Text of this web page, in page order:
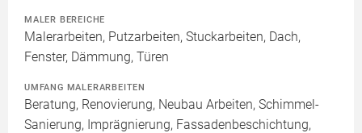
MALER BEREICHE
Malerarbeiten, Putzarbeiten, Stuckarbeiten, Dach,
Fenster, Dämmung, Türen
UMFANG MALERARBEITEN
Beratung, Renovierung, Neubau Arbeiten, Schimmel-
Sanierung, Imprägnierung, Fassadenbeschichtung,